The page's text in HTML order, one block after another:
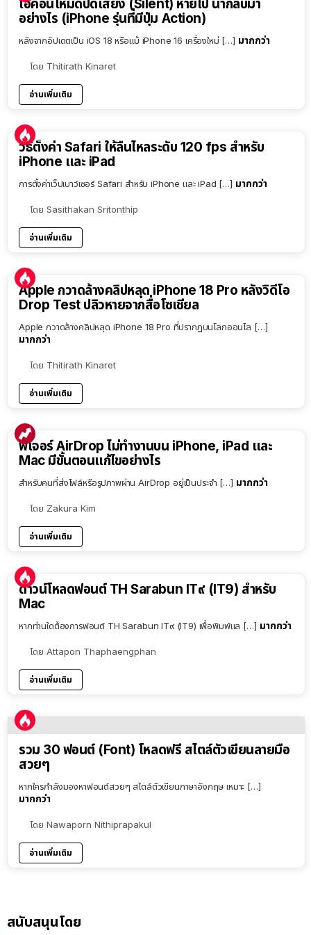
ไอคอนโหมดปิดเสียง (Silent) หายไป นำกลับมา
อย่างไร (iPhone รุ่นที่มีปุ่ม Action)
หลังจากอัปเดตเป็น iOS 18 หรือแม้ iPhone 16 เครื่องใหม่ […] มากกว่า
โดย Thitirath Kinaret
อ่านเพิ่มเติม
วิธีตั้งค่า Safari ให้ลื่นไหลระดับ 120 fps สำหรับ
iPhone และ iPad
การตั้งค่าเว็ปเบาว์เซอร์ Safari สำหรับ iPhone และ iPad […] มากกว่า
โดย Sasithakan Sritonthip
อ่านเพิ่มเติม
Apple กวาดล้างคลิปหลุด iPhone 18 Pro หลังวิดีโอ
Drop Test ปลิวหายจากสื่อโซเชียล
Apple กวาดล้างคลิปหลุด iPhone 18 Pro ที่ปรากฏบนโลกออนไล […]
มากกว่า
โดย Thitirath Kinaret
อ่านเพิ่มเติม
ฟีเจอร์ AirDrop ไม่ทำงานบน iPhone, iPad และ
Mac มีขั้นตอนแก้ไขอย่างไร
สำหรับคนที่ส่งไฟล์หรือรูปภาพผ่าน AirDrop อยู่เป็นประจำ […] มากกว่า
โดย Zakura Kim
อ่านเพิ่มเติม
ดาวน์โหลดฟอนต์ TH Sarabun IT๙ (IT9) สำหรับ
Mac
หากท่านใดต้องการฟอนต์ TH Sarabun IT๙ (IT9) เพื่อพิมพ์แล […] มากกว่า
โดย Attapon Thaphaengphan
อ่านเพิ่มเติม
รวม 30 ฟอนต์ (Font) โหลดฟรี สไตล์ตัวเขียนลายมือ
สวยๆ
หากใครกำลังมองหาฟอนต์สวยๆ สไตล์ตัวเขียนภาษาอังกฤษ เหมาะ […]
มากกว่า
โดย Nawaporn Nithiprapakul
อ่านเพิ่มเติม
สนับสนุนโดย